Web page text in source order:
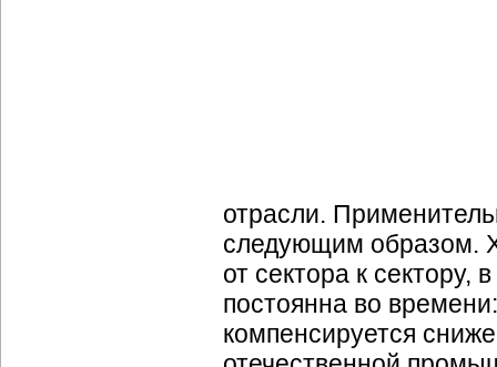
отрасли.
следующим образом.
от сектора к
постоянна во
компенсируется